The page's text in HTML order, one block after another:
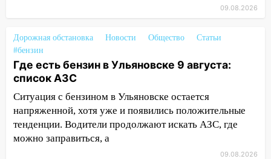
Фоторепортаж с улиц Ульяновска
затопленные улицы
14:28 Ураган вырвал остановку на улице
Деева в Заволжье
14:26 Жители Ульяновска сами
пытаются расчистить ливнёвки, не
дождавшись коммунальщиков
Шторм продолжает ломать город:
09.08.2026
Дорожная обстановка Новости Общество
Статьи
#бензин
Где есть бензин в Ульяновске 9 августа:
список АЗС
Ситуация с бензином в Ульяновске остается
напряженной, хотя уже и появились положительные
тенденции. Водители продолжают искать АЗС, где
можно заправиться, а
09.08.2026